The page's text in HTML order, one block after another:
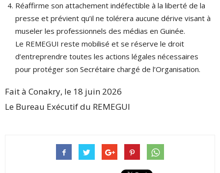
Réaffirme son attachement indéfectible à la liberté de la
presse et prévient qu’il ne tolérera aucune dérive visant à
museler les professionnels des médias en Guinée.
Le REMEGUI reste mobilisé et se réserve le droit
d’entreprendre toutes les actions légales nécessaires
pour protéger son Secrétaire chargé de l’Organisation.
Fait à Conakry, le 18 juin 2026
Le Bureau Exécutif du REMEGUI